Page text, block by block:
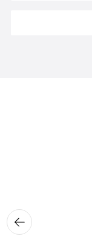
뒤로가
기